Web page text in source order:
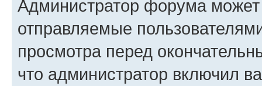
Администратор форума
отправляемые
просмотра перед
что администратор включил